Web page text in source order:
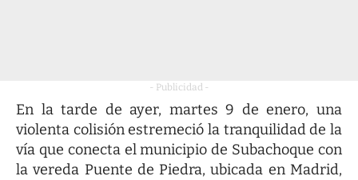
- Publicidad -
En la tarde de ayer, martes 9 de enero, una
violenta colisión estremeció la tranquilidad de la
vía que conecta el municipio de Subachoque con
la vereda Puente de Piedra, ubicada en Madrid,